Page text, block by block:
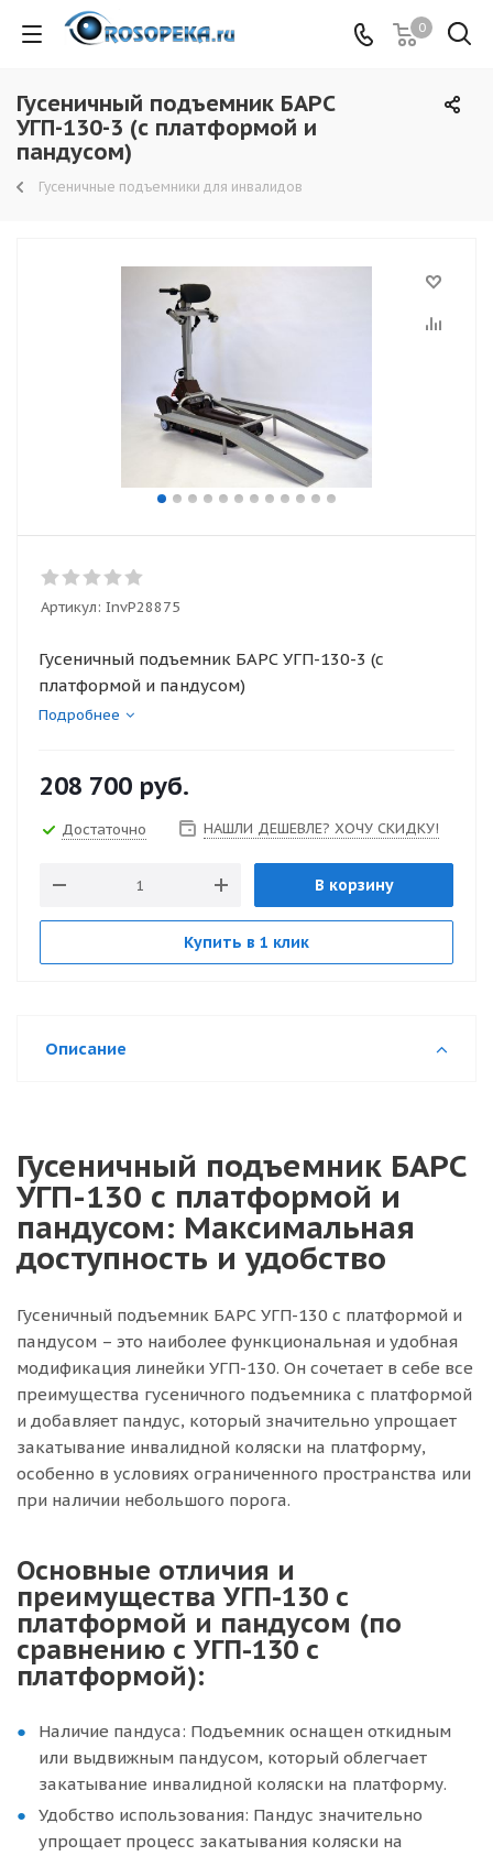
0
Гусеничный подъемник БАРС
УГП-130-3 (с платформой и
пандусом)
Гусеничные подъемники для инвалидов
Артикул: InvP28875
Гусеничный подъемник БАРС УГП-130-3 (с
платформой и пандусом)
Подробнее
208 700 руб.
Достаточно НАШЛИ ДЕШЕВЛЕ? ХОЧУ СКИДКУ!
В корзину
Купить в 1 клик
Описание
Гусеничный подъемник БАРС
УГП-130 с платформой и
пандусом: Максимальная
доступность и удобство
Гусеничный подъемник БАРС УГП-130 с платформой и
пандусом – это наиболее функциональная и удобная
модификация линейки УГП-130. Он сочетает в себе все
преимущества гусеничного подъемника с платформой
и добавляет пандус, который значительно упрощает
закатывание инвалидной коляски на платформу,
особенно в условиях ограниченного пространства или
при наличии небольшого порога.
Основные отличия и
преимущества УГП-130 с
платформой и пандусом (по
сравнению с УГП-130 с
платформой):
Наличие пандуса: Подъемник оснащен откидным
или выдвижным пандусом, который облегчает
закатывание инвалидной коляски на платформу.
Удобство использования: Пандус значительно
упрощает процесс закатывания коляски на